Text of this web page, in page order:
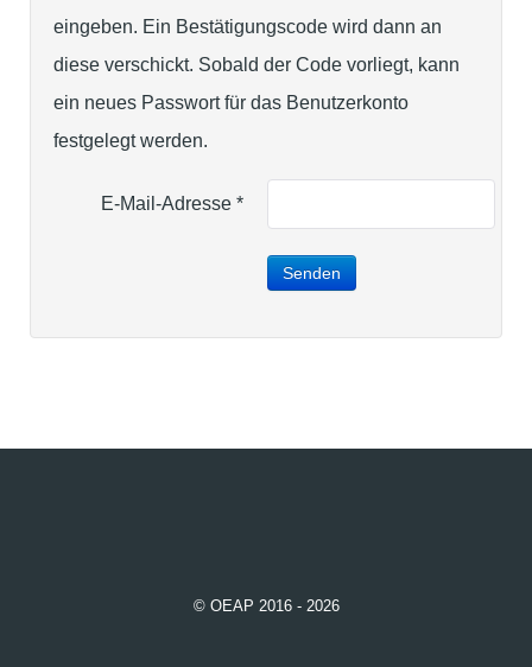
eingeben. Ein Bestätigungscode wird dann an
diese verschickt. Sobald der Code vorliegt, kann
ein neues Passwort für das Benutzerkonto
festgelegt werden.
E-Mail-Adresse *
Senden
© OEAP 2016 - 2026